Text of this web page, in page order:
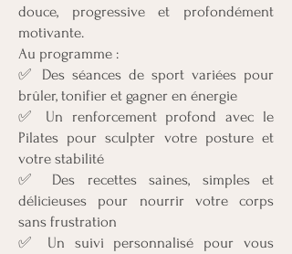
douce, progressive et profondément
motivante.
Au programme :
✅ Des séances de sport variées pour
brûler, tonifier et gagner en énergie
✅ Un renforcement profond avec le
Pilates pour sculpter votre posture et
votre stabilité
✅ Des recettes saines, simples et
délicieuses pour nourrir votre corps
sans frustration
✅ Un suivi personnalisé pour vous